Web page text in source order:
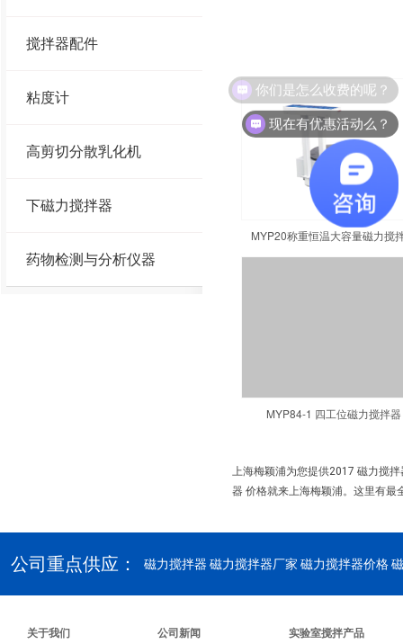
搅拌器配件
粘度计
高剪切分散乳化机
下磁力搅拌器
药物检测与分析仪器
MYP20称重恒温大容量磁力搅
MYP84-1 四工位磁力搅拌器
上海梅颖浦为您提供2017 磁力搅
器 价格就来上海梅颖浦。这里有最
公司重点供应： 磁力搅拌器 磁力搅拌器厂家 磁力搅拌器价格
关于我们 公司新闻 实验室搅拌产品
你们是怎么收费的呢？
现在有优惠活动么？